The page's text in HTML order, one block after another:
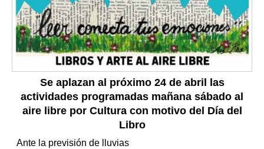
Se aplazan al próximo 24 de abril las
actividades programadas mañana sábado al
aire libre por Cultura con motivo del Día del
Libro
Ante la previsión de lluvias